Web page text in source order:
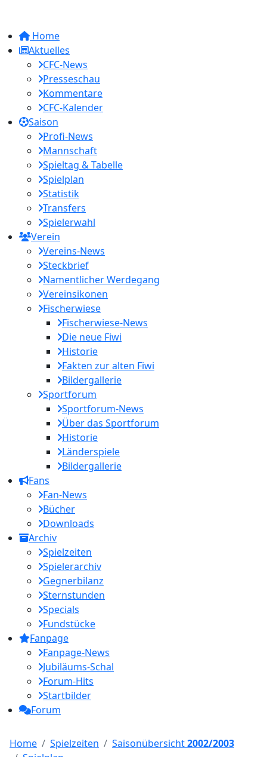
Home
Aktuelles
CFC-News
Presseschau
Kommentare
CFC-Kalender
Saison
Profi-News
Mannschaft
Spieltag & Tabelle
Spielplan
Statistik
Transfers
Spielerwahl
Verein
Vereins-News
Steckbrief
Namentlicher Werdegang
Vereinsikonen
Fischerwiese
Fischerwiese-News
Die neue Fiwi
Historie
Fakten zur alten Fiwi
Bildergallerie
Sportforum
Sportforum-News
Über das Sportforum
Historie
Länderspiele
Bildergallerie
Fans
Fan-News
Bücher
Downloads
Archiv
Spielzeiten
Spielerarchiv
Gegnerbilanz
Sternstunden
Specials
Fundstücke
Fanpage
Fanpage-News
Jubiläums-Schal
Forum-Hits
Startbilder
Forum
Home Spielzeiten Saisonübersicht2002/2003